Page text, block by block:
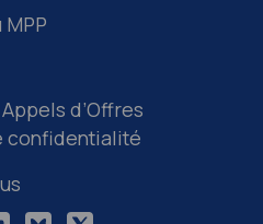
d’Offres
confidentialité